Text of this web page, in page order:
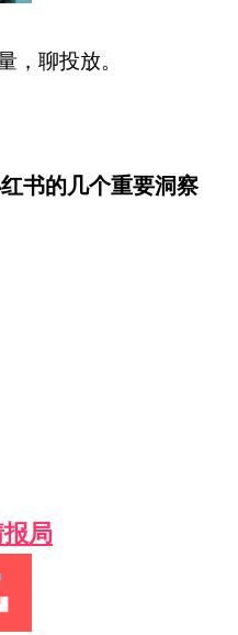
，聊投放。
书的几个重要洞察
局